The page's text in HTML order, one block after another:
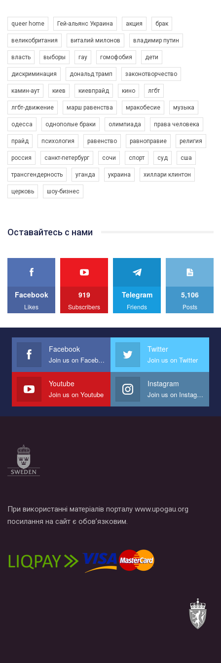
queer home Гей-альянс Украина акция брак
великобритания виталий милонов владимир путин
власть выборы гау гомофобия дети
дискриминация дональд трамп законотворчество
камин-аут киев киевпрайд кино лгбт
лгбт-движение марш равенства мракобесие музыка
одесса однополые браки олимпиада права человека
прайд психология равенство равноправие религия
россия санкт-петербург сочи спорт суд сша
трансгендерность уганда украина хиллари клинтон
церковь шоу-бизнес
Оставайтесь с нами
Facebook
Likes
919
Subscribers
Telegram
Friends
5,106
Posts
Facebook
Join us on Facebook
Twitter
Join us on Twitter
Youtube
Join us on Youtube
Instagram
Join us on Instagram
При використанні матеріалів порталу www.upogau.org
посилання на сайт є обов’язковим.